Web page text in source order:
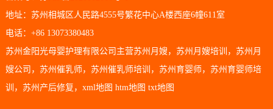
地址：苏州相城区人民路4555号繁花中心A楼西座6幢611室
电话：+86 13073380483
苏州金阳光母婴护理有限公司主营苏州月嫂 ， 苏州月嫂培训 ， 苏州月
嫂公司 ， 苏州催乳师 ， 苏州催乳师培训 ， 苏州育婴师 ， 苏州育婴师培
训 ， 苏州产后修复 ， xml地图 htm地图 txt地图